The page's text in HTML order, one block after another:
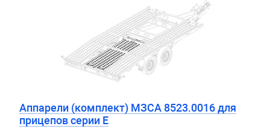
Аппарели (комплект) МЗСА 8523.0016 для
прицепов серии E